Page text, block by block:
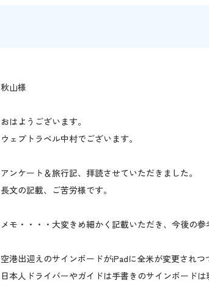
秋山様
おはようございます。
ウェブトラベル中村でございます。
アンケート＆旅行記、拝読させていただきました。
長文の記載、ご苦労様です。
メモ・・・・大変きめ細かく記載いただき、今後の
空港出迎えのサインボードがiPadに全米が変更されつ
日本人ドライバーやガイドは手書きのサインボード